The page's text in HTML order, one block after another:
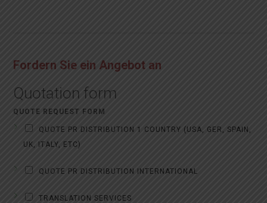
Fordern Sie ein Angebot an
Quotation form
QUOTE REQUEST FORM
QUOTE PR DISTRIBUTION 1 COUNTRY (USA, GER, SPAIN,
UK, ITALY, ETC)
QUOTE PR DISTRIBUTION INTERNATIONAL
TRANSLATION SERVICES